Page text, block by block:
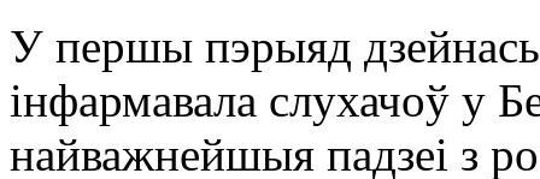
У першы пэрыяд
інфармавала слухачоў у
найважнейшыя падзеі з